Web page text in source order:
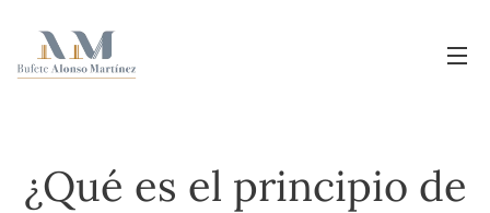
¿Qué es el principio de